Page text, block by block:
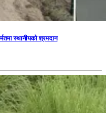
स्थानीयको श्रमदान